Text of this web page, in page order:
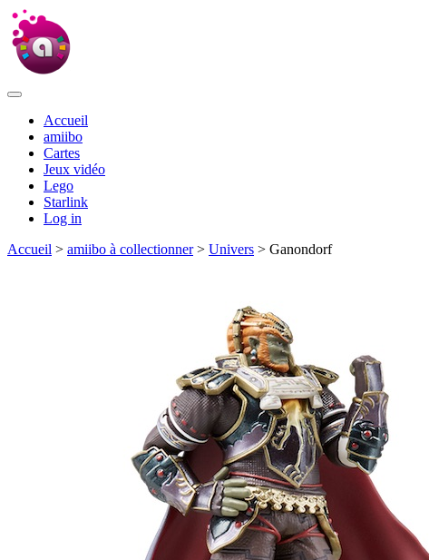
Accueil
amiibo
Cartes
Jeux vidéo
Lego
Starlink
Log in
Accueil > amiibo à collectionner> Univers > Ganondorf